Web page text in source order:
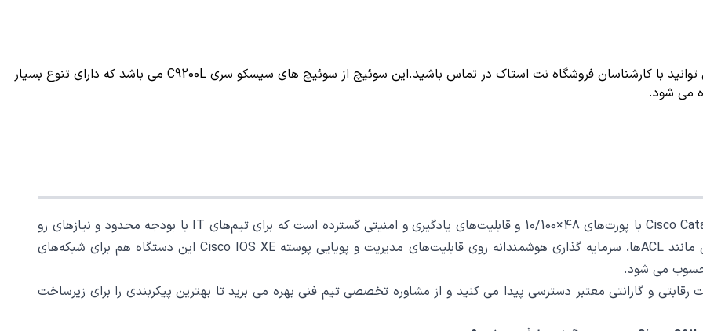
برای بررسی مشخصات ، خرید و قیمت سوئیچ C9200L-48T-4G-A می توانید با کارشناسان فروشگاه نت استاک در تماس باشید.این سوئیچ از سوئیچ های سیسکو سری C9200L می باشد که دارای تنوع بسیار
گیمی از نسل جدید Cisco Catalyst با پورت‌های 48×10/100 و قابلیت‌های یادگیری و امنیتی گسترده است که برای تیم‌های IT با بودجه محدود و نیازهای رو
به رشد شبکه مناسب است. با پشتیبانی از قابلیت‌های امنیتی مانند ACLها، سرمایه‌ گذاری هوشمندانه روی قابلیت‌های مدیریت و پویایی پوسته‌ Cisco IOS XE این دستگاه هم برای شبکه‌های
می ‌شود.
و گارانتی معتبر دسترسی پیدا می‌ کنید و از مشاوره تخصصی تیم فنی بهره می ‌برید تا بهترین پیکربندی را برای زیرساخت